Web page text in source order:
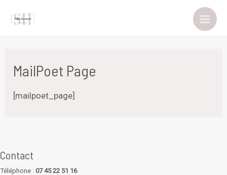
Main
MailPoet Page
[mailpoet_page]
Contact
Téléphone : 07 45 22 51 16